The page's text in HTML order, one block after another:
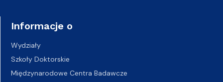
Informacje o
Wydziały
Szkoły Doktorskie
Międzynarodowe Centra Badawcze